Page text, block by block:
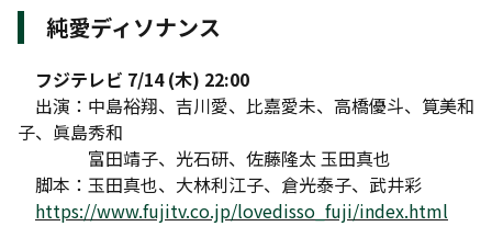
純愛ディソナンス
フジテレビ 7/14 (木) 22:00
出演：中島裕翔、吉川愛、比嘉愛未、高橋優斗、筧美和
子、眞島秀和
富田靖子、光石研、佐藤隆太 玉田真也
脚本：玉田真也、大林利江子、倉光泰子、武井彩
https://www.fujitv.co.jp/lovedisso_fuji/index.html